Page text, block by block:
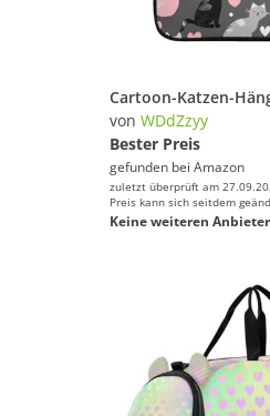
von WDdZzyy
Bester Preis
gefunden bei Amazon
zuletzt überprüft am
Preis kann sich seitdem
Keine weiteren Anbieter